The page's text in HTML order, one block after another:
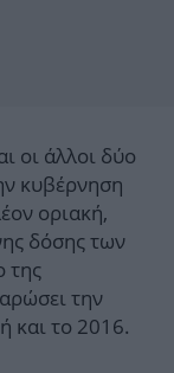
οι άλλοι δύο
κυβέρνηση
οριακή,
δόσης των
της
την
και το 2016.